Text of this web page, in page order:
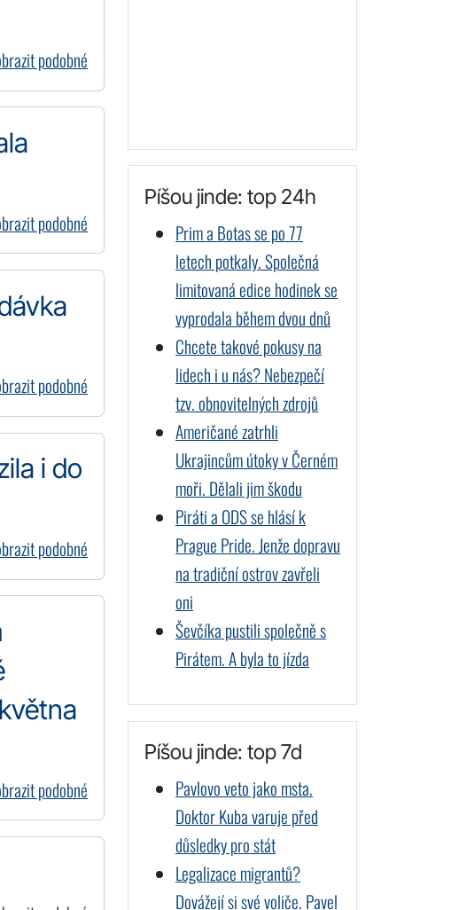
podobné
podobné
podobné
i do
podobné
podobné
Píšou jinde: top 24h
Prim a Botas se po 77
letech potkaly. Společná
limitovaná edice hodinek se
vyprodala během dvou dnů
Chcete takové pokusy na
lidech i u nás? Nebezpečí
tzv. obnovitelných zdrojů
Američané zatrhli
Ukrajincům útoky v Černém
moři. Dělali jim škodu
Piráti a ODS se hlásí k
Prague Pride. Jenže dopravu
na tradiční ostrov zavřeli
oni
Ševčíka pustili společně s
Pirátem. A byla to jízda
Píšou jinde: top 7d
Pavlovo veto jako msta.
Doktor Kuba varuje před
důsledky pro stát
Legalizace migrantů?
Dovážejí si své voliče. Pavel